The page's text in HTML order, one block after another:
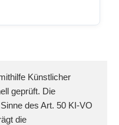
Künstlicher
geprüft. Die
des Art. 50 KI-VO
die